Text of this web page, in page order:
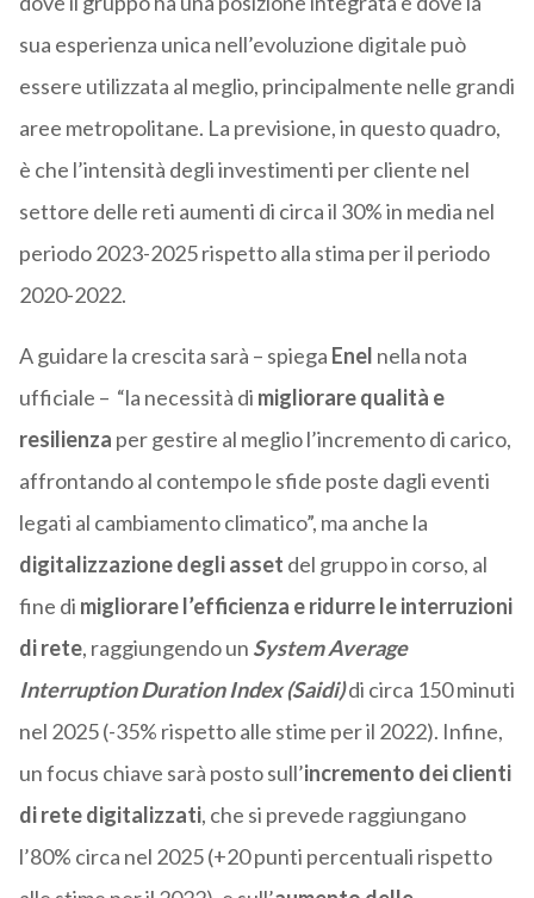
sua esperienza unica nell’evoluzione digitale può
essere utilizzata al meglio, principalmente nelle grandi
aree metropolitane. La previsione, in questo quadro,
è che l’intensità degli investimenti per cliente nel
settore delle reti aumenti di circa il 30% in media nel
periodo 2023-2025 rispetto alla stima per il periodo
2020-2022.
A guidare la crescita sarà – spiega Enel nella nota
ufficiale – “la necessità di migliorare qualità e
resilienza per gestire al meglio l’incremento di carico,
affrontando al contempo le sfide poste dagli eventi
legati al cambiamento climatico”, ma anche la
digitalizzazione degli asset del gruppo in corso, al
fine di migliorare l’efficienza e ridurre le interruzioni
di rete, raggiungendo un System Average
Interruption Duration Index (Saidi)di circa 150 minuti
nel 2025 (-35% rispetto alle stime per il 2022). Infine,
un focus chiave sarà posto sull’incremento dei clienti
di rete digitalizzati, che si prevede raggiungano
l’80% circa nel 2025 (+20 punti percentuali rispetto